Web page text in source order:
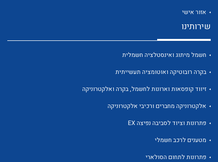
אזור אישי
שירותינו
חשמל מיתוג ואינסטלציה חשמלית
בקרה רובוטיקה ואוטומציה תעשייתית
זיווד קופסאות וארונות לחשמל, בקרה ואלקטרוניקה
אלקטרוניקה מחברים ורכיבי אלקטרוניקה
פתרונות וציוד לסביבה נפיצה EX
מטענים לרכב חשמלי
פתרונות לתחום הסולארי